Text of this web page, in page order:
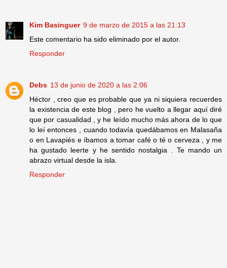
Kim Basinguer 9 de marzo de 2015 a las 21:13
Este comentario ha sido eliminado por el autor.
Responder
Debs 13 de junio de 2020 a las 2:06
Héctor , creo que es probable que ya ni siquiera recuerdes
la existencia de este blog , pero he vuelto a llegar aquí diré
que por casualidad , y he leído mucho más ahora de lo que
lo leí entonces , cuando todavía quedábamos en Malasaña
o en Lavapiés e íbamos a tomar café o té o cerveza , y me
ha gustado leerte y he sentido nostalgia . Te mando un
abrazo virtual desde la isla.
Responder